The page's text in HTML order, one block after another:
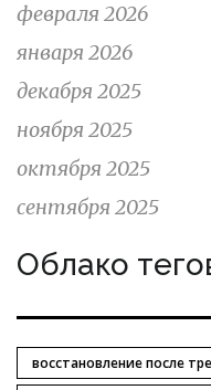
февраля 2026
января 2026
декабря 2025
ноября 2025
октября 2025
сентября 2025
Облако
восстановление после